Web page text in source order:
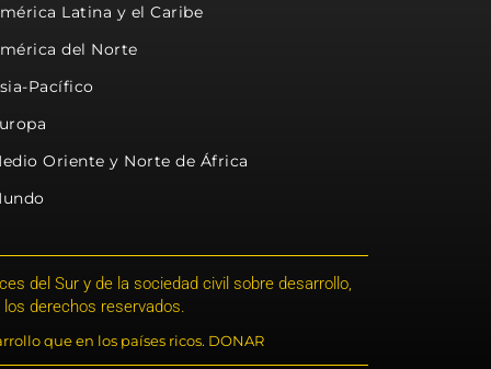
Latina y el Caribe
del Norte
Pacífico
Oriente y Norte de África
del Sur y de la sociedad civil sobre desarrollo,
derechos reservados.
que en los países ricos. DONAR